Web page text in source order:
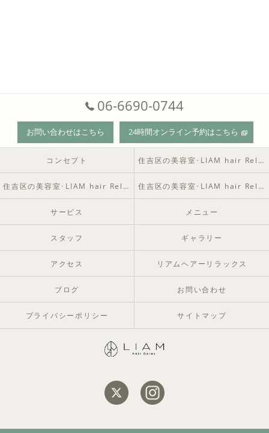
06-6690-0744
お問い合わせはこちら 24時間オンライン予約はこちら
コンセプト 住吉区の美容室･LIAM hair Relaxの口コミ情報
住吉区の美容室･LIAM hair Relaxの評判 住吉区の美容室･LIAM hair Relaxのお客様の声
サービス メニュー
スタッフ ギャラリー
アクセス リアムヘアーリラックス
ブログ お問い合わせ
プライバシーポリシー サイトマップ